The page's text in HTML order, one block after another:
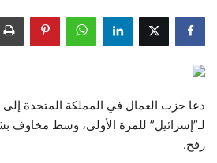
اقتصاد
علوم وتكنولوجيا
رياضة
فيديو
دعا حزب العمال في المملكة المتحدة
لـ”إسرائيل” للمرة الأولى، وسط
رفح.